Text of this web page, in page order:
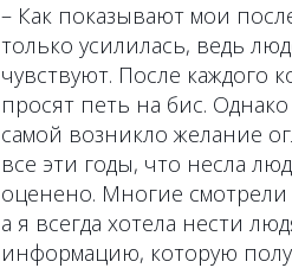
– Как показывают мои
только усилилась, ведь
чувствуют. После каждого
просят петь на бис.
самой возникло желание
все эти годы, что несла
оценено. Многие
а я всегда хотела нести
информацию, которую